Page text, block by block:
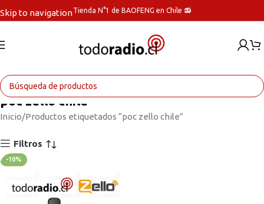
Skip to navigationTienda N°1 de BAOFENG en Chile 📻
poc zello chile
Inicio Productos etiquetados “poc zello chile”
Filtros
-10%